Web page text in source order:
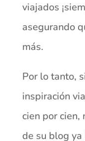
viajados
asegurando
más.
Por lo tanto,
inspiración
cien por cien,
de su blog